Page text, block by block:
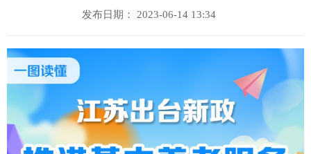
发布日期： 2023-06-14 13:34